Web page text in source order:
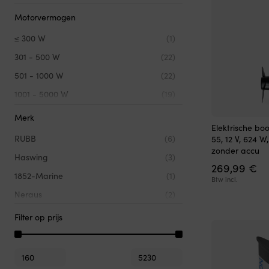
Geïntegreerd
Motorvermogen
≤ 300 W
(1)
301 - 500 W
(22)
501 - 1000 W
(22)
1001 - 5000 W
5001 - 10000 W
Merk
RUBB
(6)
Haswing
(3)
1852-Marine
(1)
Neraus
ePropulsion
Fladen Fishing
(4)
Filter op prijs
Min.
prijs
Max.
prijs
Elektrische
55, 12 V, 624
zonder accu
269,99 €
Btw incl.